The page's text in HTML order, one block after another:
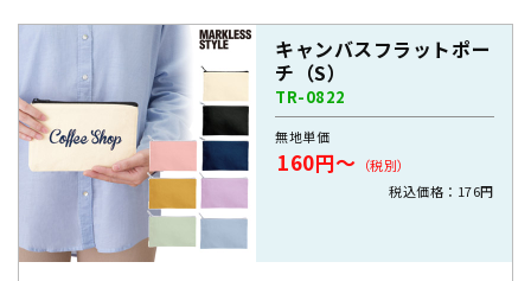
キャンバスフラットポー
チ（S）
TR-0822
無地単価
160円～
（税別）
税込価格：176円